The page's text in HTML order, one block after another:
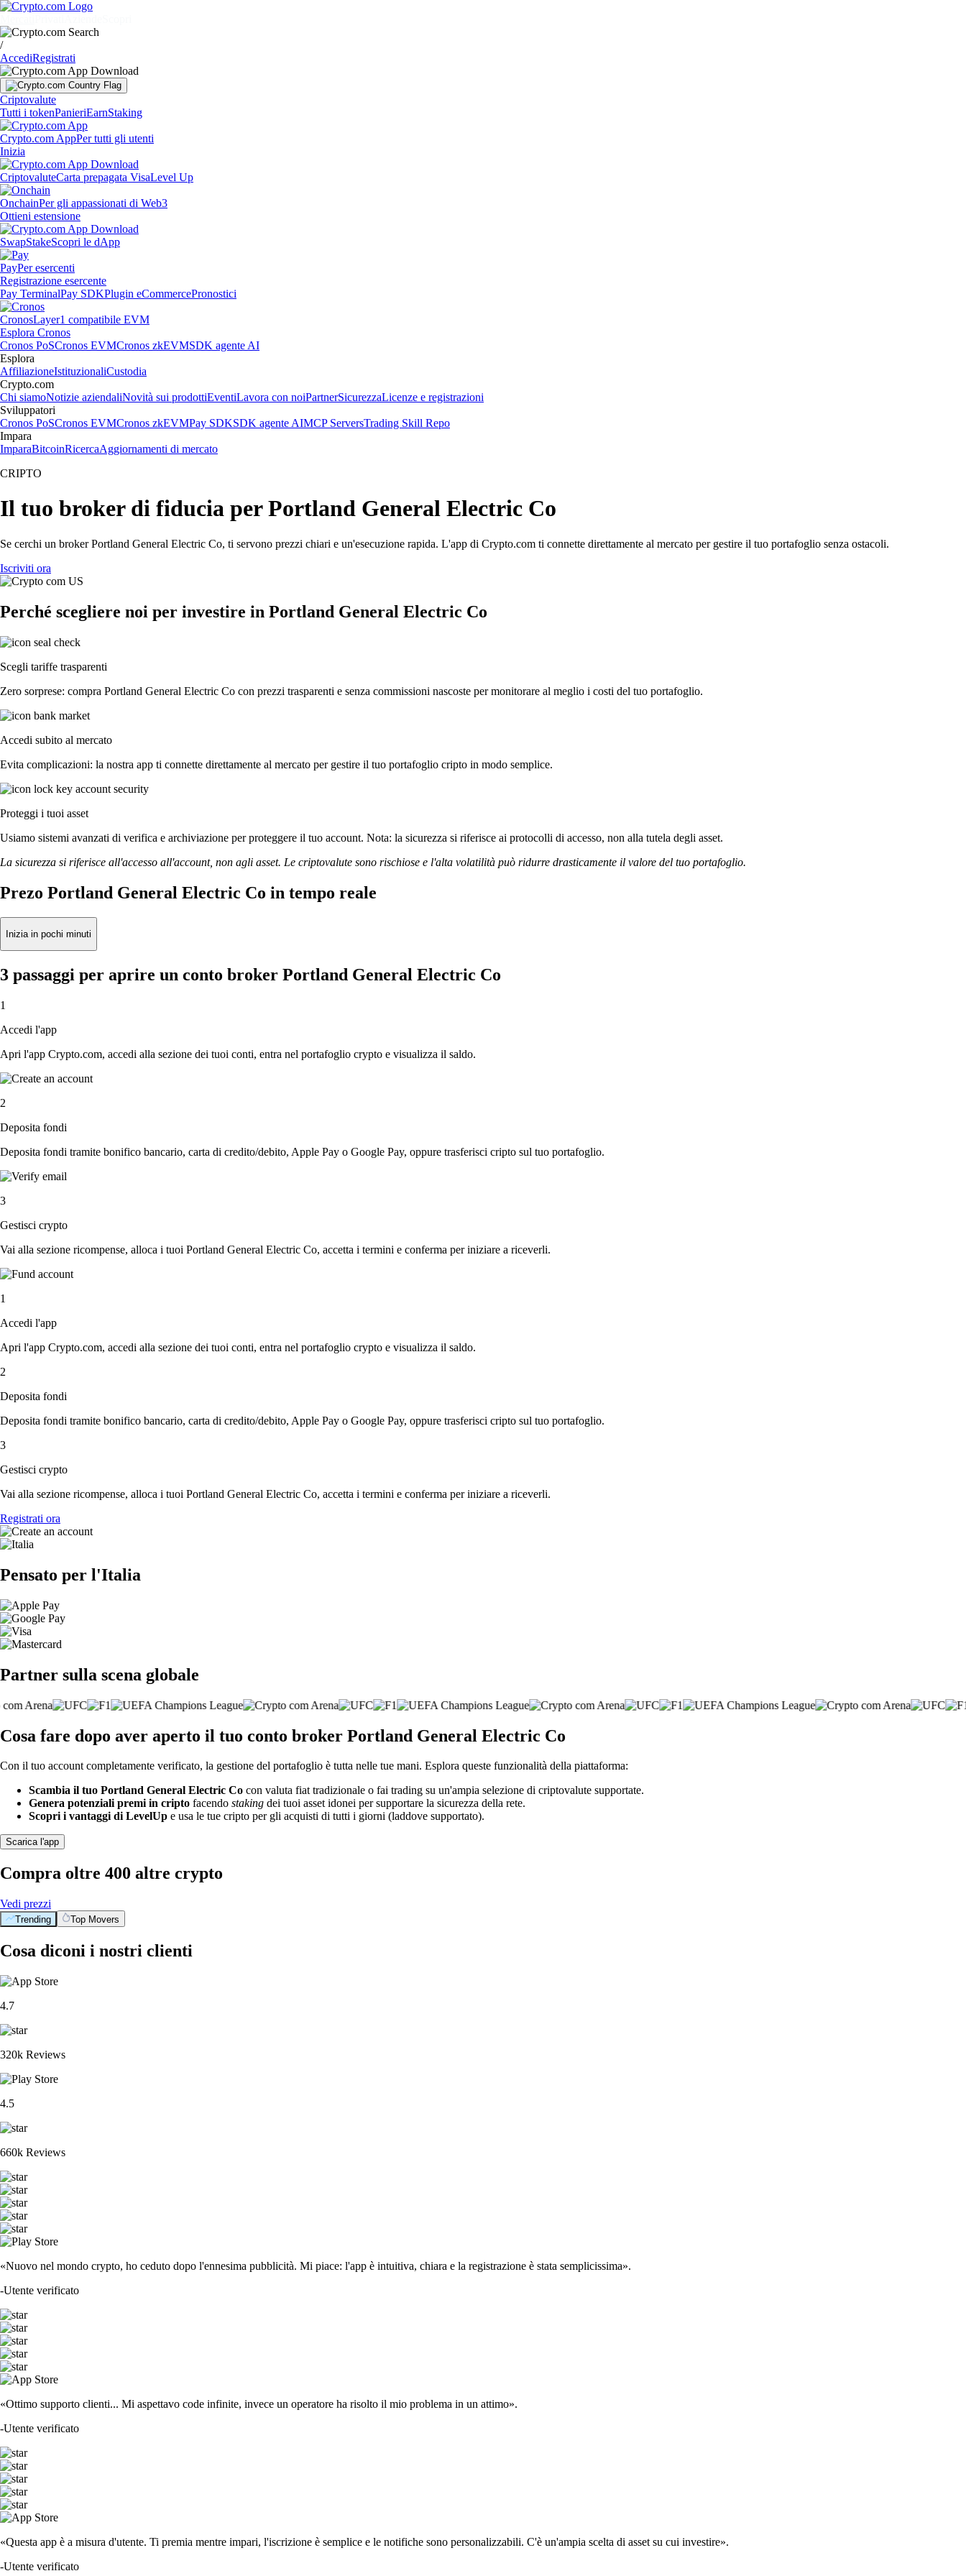
/
AccediRegistrati
Criptovalute
Tutti i tokenPanieriEarnStaking
Crypto.com AppPer tutti gli utenti
Inizia
CriptovaluteCarta prepagata VisaLevel Up
OnchainPer gli appassionati di Web3
Ottieni estensione
SwapStakeScopri le dApp
PayPer esercenti
Registrazione esercente
Pay TerminalPay SDKPlugin eCommercePronostici
CronosLayer1 compatibile EVM
Esplora Cronos
Cronos PoSCronos EVMCronos zkEVMSDK agente AI
Esplora
AffiliazioneIstituzionaliCustodia
Crypto.com
Chi siamoNotizie aziendaliNovità sui prodottiEventiLavora con noiPartnerSicurezzaLicenze e registrazioni
Sviluppatori
Cronos PoSCronos EVMCronos zkEVMPay SDKSDK agente AIMCP ServersTrading Skill Repo
Impara
ImparaBitcoinRicercaAggiornamenti di mercato
CRIPTO
Il tuo broker di fiducia per Portland General Electric Co
Se cerchi un broker Portland General Electric Co, ti servono prezzi chiari e un'esecuzione rapida. L'app di Crypto.com ti connette direttamente al mercato per gestire il tuo portafoglio senza ostacoli.
Iscriviti ora
Perché scegliere noi per investire in Portland General Electric Co
Scegli tariffe trasparenti
Zero sorprese: compra Portland General Electric Co con prezzi trasparenti e senza commissioni nascoste per monitorare al meglio i costi del tuo portafoglio.
Accedi subito al mercato
Evita complicazioni: la nostra app ti connette direttamente al mercato per gestire il tuo portafoglio cripto in modo semplice.
Proteggi i tuoi asset
Usiamo sistemi avanzati di verifica e archiviazione per proteggere il tuo account. Nota: la sicurezza si riferisce ai protocolli di accesso, non alla tutela degli asset.
La sicurezza si riferisce all'accesso all'account, non agli asset. Le criptovalute sono rischiose e l'alta volatilità può ridurre drasticamente il valore del tuo portafoglio.
Prezo Portland General Electric Co in tempo reale
Inizia in pochi minuti
3 passaggi per aprire un conto broker Portland General Electric Co
1
Accedi l'app
Apri l'app Crypto.com, accedi alla sezione dei tuoi conti, entra nel portafoglio crypto e visualizza il saldo.
2
Deposita fondi
Deposita fondi tramite bonifico bancario, carta di credito/debito, Apple Pay o Google Pay, oppure trasferisci cripto sul tuo portafoglio.
3
Gestisci crypto
Vai alla sezione ricompense, alloca i tuoi Portland General Electric Co, accetta i termini e conferma per iniziare a riceverli.
1
Accedi l'app
Apri l'app Crypto.com, accedi alla sezione dei tuoi conti, entra nel portafoglio crypto e visualizza il saldo.
2
Deposita fondi
Deposita fondi tramite bonifico bancario, carta di credito/debito, Apple Pay o Google Pay, oppure trasferisci cripto sul tuo portafoglio.
3
Gestisci crypto
Vai alla sezione ricompense, alloca i tuoi Portland General Electric Co, accetta i termini e conferma per iniziare a riceverli.
Registrati ora
Pensato per l'Italia
Partner sulla scena globale
Cosa fare dopo aver aperto il tuo conto broker Portland General Electric Co
Con il tuo account completamente verificato, la gestione del portafoglio è tutta nelle tue mani. Esplora queste funzionalità della piattaforma:
Scambia il tuo Portland General Electric Co con valuta fiat tradizionale o fai trading su un'ampia selezione di criptovalute supportate.
Genera potenziali premi in cripto facendo staking dei tuoi asset idonei per supportare la sicurezza della rete.
Scopri i vantaggi di LevelUp e usa le tue cripto per gli acquisti di tutti i giorni (laddove supportato).
Scarica l'app
Compra oltre 400 altre crypto
Vedi prezzi
Trending Top Movers
Cosa diconi i nostri clienti
4.7
320k Reviews
4.5
660k Reviews
«Nuovo nel mondo crypto, ho ceduto dopo l'ennesima pubblicità. Mi piace: l'app è intuitiva, chiara e la registrazione è stata semplicissima».
-Utente verificato
«Ottimo supporto clienti... Mi aspettavo code infinite, invece un operatore ha risolto il mio problema in un attimo».
-Utente verificato
«Questa app è a misura d'utente. Ti premia mentre impari, l'iscrizione è semplice e le notifiche sono personalizzabili. C'è un'ampia scelta di asset su cui investire».
-Utente verificato